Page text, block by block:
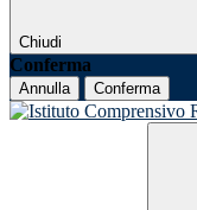
Chiudi
Conferma
Annulla Conferma